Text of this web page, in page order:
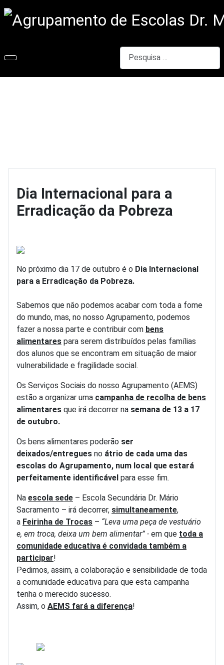
Pesquisar
Dia Internacional para a
Erradicação da Pobreza
No próximo dia 17 de outubro é o Dia Internacional
para a Erradicação da Pobreza.
Sabemos que não podemos acabar com toda a fome
do mundo, mas, no nosso Agrupamento, podemos
fazer a nossa parte e contribuir com bens
alimentares para serem distribuídos pelas famílias
dos alunos que se encontram em situação de maior
vulnerabilidade e fragilidade social.
Os Serviços Sociais do nosso Agrupamento (AEMS)
estão a organizar uma campanha de recolha de bens
alimentares que irá decorrer na semana de 13 a 17
de outubro.
Os bens alimentares poderão ser
deixados/entregues no átrio de cada uma das
escolas do Agrupamento, num local que estará
perfeitamente identificável para esse fim.
Na escola sede – Escola Secundária Dr. Mário
Sacramento – irá decorrer, simultaneamente,
a Feirinha de Trocas – “Leva uma peça de vestuário
e, em troca, deixa um bem alimentar” - em que toda a
comunidade educativa é convidada também a
participar!
Pedimos, assim, a colaboração e sensibilidade de toda
a comunidade educativa para que esta campanha
tenha o merecido sucesso.
Assim, o AEMS fará a diferença!